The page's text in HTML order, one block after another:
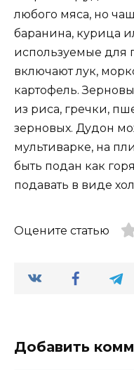
любого мяса, но
баранина, курица
используемые для
включают лук,
картофель.
из риса, гречки,
зерновых. Дудон
мультиварке, на
быть подан как
подавать в виде
Оцените статью
Добавить